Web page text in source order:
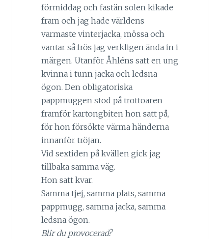
förmiddag och fastän solen kikade
fram och jag hade världens
varmaste vinterjacka, mössa och
vantar så frös jag verkligen ända in i
märgen. Utanför Åhléns satt en ung
kvinna i tunn jacka och ledsna
ögon. Den obligatoriska
pappmuggen stod på trottoaren
framför kartongbiten hon satt på,
för hon försökte värma händerna
innanför tröjan.
Vid sextiden på kvällen gick jag
tillbaka samma väg.
Hon satt kvar.
Samma tjej, samma plats, samma
pappmugg, samma jacka, samma
ledsna ögon.
Blir du provocerad?